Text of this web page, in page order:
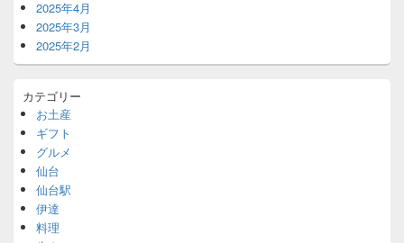
2025年4月
2025年3月
2025年2月
カテゴリー
お土産
ギフト
グルメ
仙台
仙台駅
伊達
料理